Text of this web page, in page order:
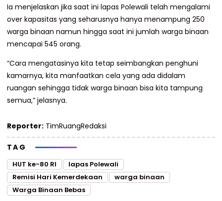
Ia menjelaskan jika saat ini lapas Polewali telah mengalami
over kapasitas yang seharusnya hanya menampung 250
warga binaan namun hingga saat ini jumlah warga binaan
mencapai 545 orang.
“Cara mengatasinya kita tetap seimbangkan penghuni
kamarnya, kita manfaatkan cela yang ada didalam
ruangan sehingga tidak warga binaan bisa kita tampung
semua,” jelasnya.
Reporter: TimRuangRedaksi
TAG
HUT ke-80 RI
lapas Polewali
Remisi Hari Kemerdekaan
warga binaan
Warga Binaan Bebas